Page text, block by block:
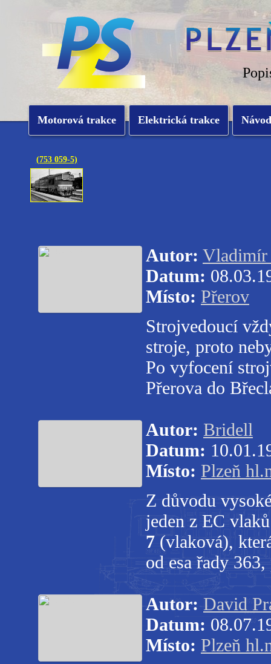
Motorová trakce Elektrická trakce
(753 059-5)
Autor: Vladimír
Datum:
Místo: Přerov
Strojvedoucí
stroje, proto
Po vyfocení
Přerova do
Autor: Bridell
Datum:
Místo: Plzeň
Z důvodu
jeden z EC
7 (vlaková),
od esa řady
Autor: David
Datum:
Místo: Plzeň